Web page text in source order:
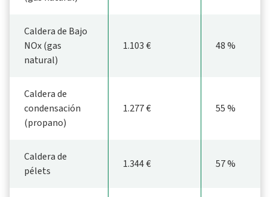
Caldera de Bajo
NOx (gas
natural)
1.103 € 48 %
Caldera de
condensación
(propano)
1.277 € 55 %
Caldera de
pélets
1.344 € 57 %